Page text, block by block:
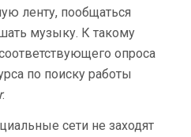
ленту, пообщаться
музыку. К такому
опроса
по поиску работы
.
сети не заходят